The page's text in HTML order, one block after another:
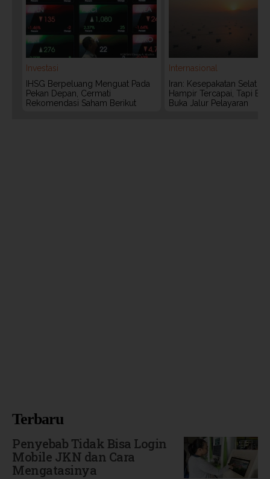
Investasi
IHSG Berpeluang Menguat Pada
Pekan Depan, Cermati
Rekomendasi Saham Berikut
Internasional
Iran: Kesepakatan Selat
Hampir Tercapai, Tapi
Buka Jalur Pelayaran
Terbaru
Penyebab Tidak Bisa Login
Mobile JKN dan Cara
Mengatasinya